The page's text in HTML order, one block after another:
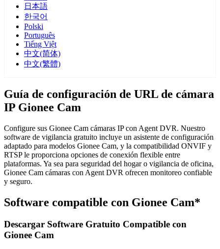
日本語
한국어
Polski
Português
Tiếng Việt
中文(简体)
中文(繁體)
Guía de configuración de URL de cámara
IP Gionee Cam
Configure sus Gionee Cam cámaras IP con Agent DVR. Nuestro
software de vigilancia gratuito incluye un asistente de configuración
adaptado para modelos Gionee Cam, y la compatibilidad ONVIF y
RTSP le proporciona opciones de conexión flexible entre
plataformas. Ya sea para seguridad del hogar o vigilancia de oficina,
Gionee Cam cámaras con Agent DVR ofrecen monitoreo confiable
y seguro.
Software compatible con Gionee Cam*
Descargar Software Gratuito Compatible con
Gionee Cam